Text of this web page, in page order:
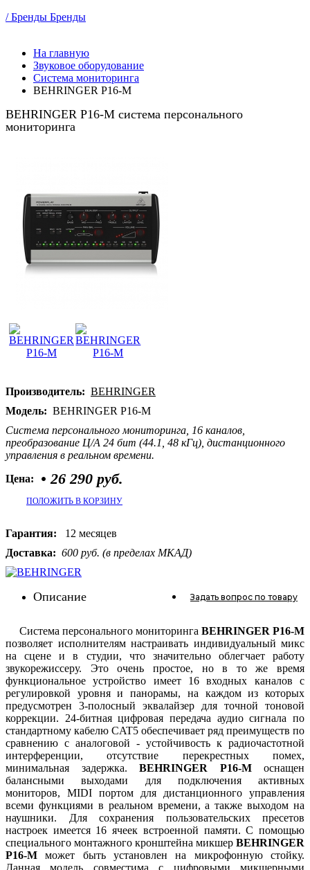
/ Бренды Бренды
На главную
Звуковое оборудование
Система мониторинга
BEHRINGER P16-M
BEHRINGER P16-M система персонального
мониторинга
Производитель: BEHRINGER
Модель: BEHRINGER P16-M
Система персонального мониторинга, 16 каналов,
преобразование Ц/А 24 бит (44.1, 48 кГц), дистанционного
управления в реальном времени.
Цена:
•26 290 руб.
ПОЛОЖИТЬ В КОРЗИНУ
Гарантия: 12 месяцев
Доставка: 600 руб. (в пределах МКАД)
Описание Задать вопрос по товару
Система персонального мониторинга BEHRINGER P16-M
позволяет исполнителям настраивать индивидуальный микс
на сцене и в студии, что значительно облегчает работу
звукорежиссеру. Это очень простое, но в то же время
функциональное устройство имеет 16 входных каналов с
регулировкой уровня и панорамы, на каждом из которых
предусмотрен 3-полосный эквалайзер для точной тоновой
коррекции. 24-битная цифровая передача аудио сигнала по
стандартному кабелю CAT5 обеспечивает ряд преимуществ по
сравнению с аналоговой - устойчивость к радиочастотной
интерференции, отсутствие перекрестных помех,
минимальная задержка. BEHRINGER P16-Mоснащен
балансными выходами для подключения активных
мониторов, MIDI портом для дистанционного управления
всеми функциями в реальном времени, а также выходом на
наушники. Для сохранения пользовательских пресетов
настроек имеется 16 ячеек встроенной памяти. С помощью
специального монтажного кронштейна микшер BEHRINGER
P16-M может быть установлен на микрофонную стойку.
Данная модель совместима с цифровыми микшерными